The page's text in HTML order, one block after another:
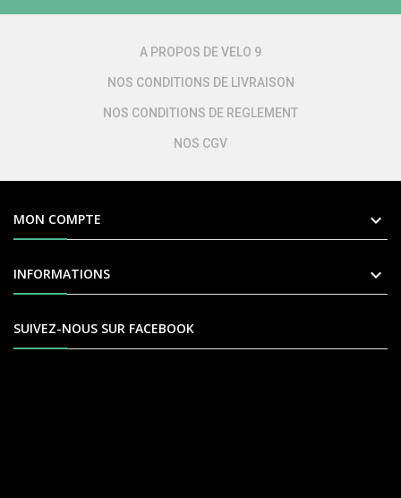
A PROPOS DE VELO 9
NOS CONDITIONS DE LIVRAISON
NOS CONDITIONS DE REGLEMENT
NOS CGV
MON COMPTE 
INFORMATIONS 
SUIVEZ-NOUS SUR FACEBOOK